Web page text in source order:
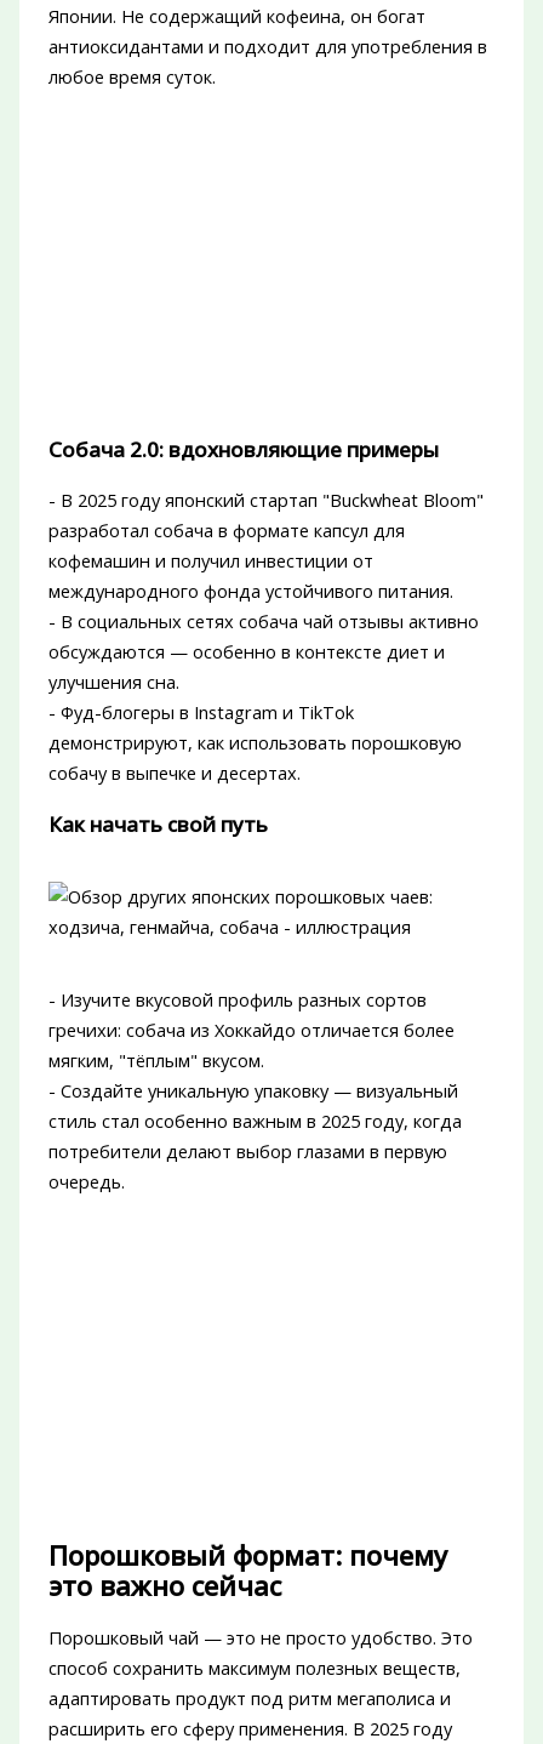
Японии. Не содержащий кофеина, он богат
антиоксидантами и подходит для употребления в
любое время суток.
Собача 2.0: вдохновляющие примеры
- В 2025 году японский стартап "Buckwheat Bloom"
разработал собача в формате капсул для
кофемашин и получил инвестиции от
международного фонда устойчивого питания.
- В социальных сетях собача чай отзывы активно
обсуждаются — особенно в контексте диет и
улучшения сна.
- Фуд-блогеры в Instagram и TikTok
демонстрируют, как использовать порошковую
собачу в выпечке и десертах.
Как начать свой путь
- Изучите вкусовой профиль разных сортов
гречихи: собача из Хоккайдо отличается более
мягким, "тёплым" вкусом.
- Создайте уникальную упаковку — визуальный
стиль стал особенно важным в 2025 году, когда
потребители делают выбор глазами в первую
очередь.
Порошковый формат: почему
это важно сейчас
Порошковый чай — это не просто удобство. Это
способ сохранить максимум полезных веществ,
адаптировать продукт под ритм мегаполиса и
расширить его сферу применения. В 2025 году